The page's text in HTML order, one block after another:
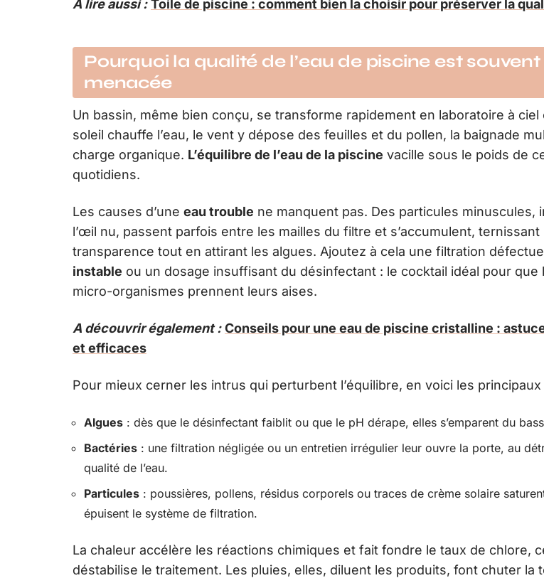
A lire aussi : Toile de piscine : comment bien la choisir pour préserver la
Pourquoi la qualité de l’eau de piscine est souvent
menacée
Un bassin, même bien conçu, se transforme rapidement en laboratoire à ciel
soleil chauffe l’eau, le vent y dépose des feuilles et du pollen, la baignade
charge organique. L’équilibre de l’eau de la piscine vacille sous le poids de
quotidiens.
Les causes d’une eau trouble ne manquent pas. Des particules minuscules,
l’œil nu, passent parfois entre les mailles du filtre et s’accumulent, ternissant
transparence tout en attirant les algues. Ajoutez à cela une filtration
instable ou un dosage insuffisant du désinfectant : le cocktail idéal pour que
micro-organismes prennent leurs aises.
A découvrir également : Conseils pour une eau de piscine cristalline :
et efficaces
Pour mieux cerner les intrus qui perturbent l’équilibre, en voici les principaux
Algues : dès que le désinfectant faiblit ou que le pH dérape, elles s’emparent du
Bactéries : une filtration négligée ou un entretien irrégulier leur ouvre la porte, au
qualité de l’eau.
Particules : poussières, pollens, résidus corporels ou traces de crème solaire
épuisent le système de filtration.
La chaleur accélère les réactions chimiques et fait fondre le taux de chlore,
déstabilise le traitement. Les pluies, elles, diluent les produits, font chuter la